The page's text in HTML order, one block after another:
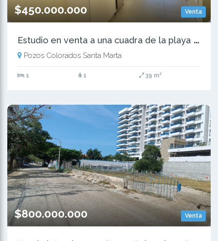
Venta
$450.000.000
E
studio en venta a una cuadra de la playa en pozos colorados
Pozos Colorados Santa Marta
1 1 39 m²
Venta
$800.000.000